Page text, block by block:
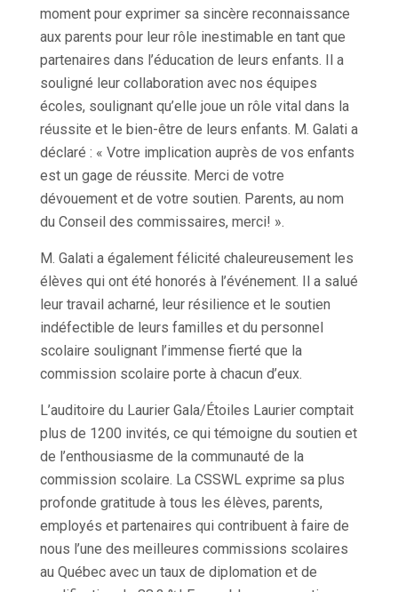
moment pour exprimer sa sincère reconnaissance
aux parents pour leur rôle inestimable en tant que
partenaires dans l’éducation de leurs enfants. Il a
souligné leur collaboration avec nos équipes
écoles, soulignant qu’elle joue un rôle vital dans la
réussite et le bien-être de leurs enfants. M. Galati a
déclaré : « Votre implication auprès de vos enfants
est un gage de réussite. Merci de votre
dévouement et de votre soutien. Parents, au nom
du Conseil des commissaires, merci! ».
M. Galati a également félicité chaleureusement les
élèves qui ont été honorés à l’événement. Il a salué
leur travail acharné, leur résilience et le soutien
indéfectible de leurs familles et du personnel
scolaire soulignant l’immense fierté que la
commission scolaire porte à chacun d’eux.
L’auditoire du Laurier Gala/Étoiles Laurier comptait
plus de 1200 invités, ce qui témoigne du soutien et
de l’enthousiasme de la communauté de la
commission scolaire. La CSSWL exprime sa plus
profonde gratitude à tous les élèves, parents,
employés et partenaires qui contribuent à faire de
nous l’une des meilleures commissions scolaires
au Québec avec un taux de diplomation et de